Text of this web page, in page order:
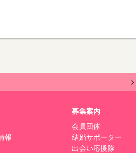
報
募集案内
会員団体
結婚サポーター
出会い応援隊